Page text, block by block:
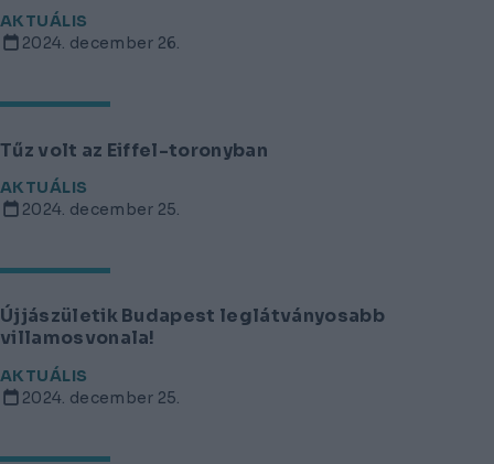
AKTUÁLIS
2024. december 26.
Tűz volt az Eiffel-toronyban
AKTUÁLIS
2024. december 25.
Újjászületik Budapest leglátványosabb
villamosvonala!
AKTUÁLIS
2024. december 25.